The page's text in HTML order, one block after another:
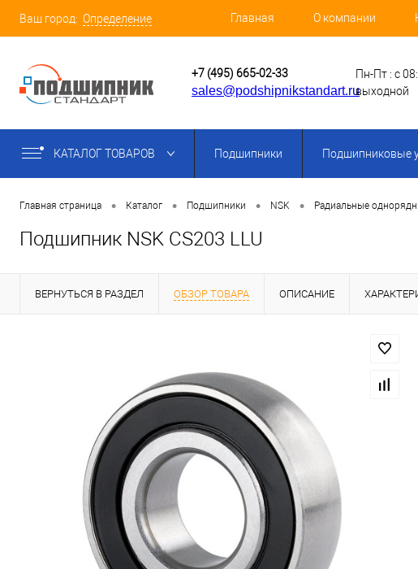
Ваш город: Определение Главная О компании
+7 (495) 665-02-33
sales@podshipnikstandart.ru
Пн-Пт : с
выходной
КАТАЛОГ ТОВАРОВ Подшипники Подшипниковые
Главная страница • Каталог • Подшипники • NSK • Радиальные
Подшипник NSK CS203 LLU
ВЕРНУТЬСЯ В РАЗДЕЛ ОБЗОР ТОВАРА ОПИСАНИЕ